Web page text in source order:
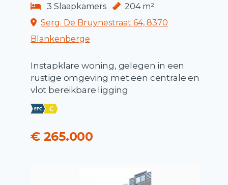
3 Slaapkamers
204 m²
Serg. De Bruynestraat 64, 8370
Blankenberge
Instapklare woning, gelegen in een
rustige omgeving met een centrale en
vlot bereikbare ligging
€ 265.000